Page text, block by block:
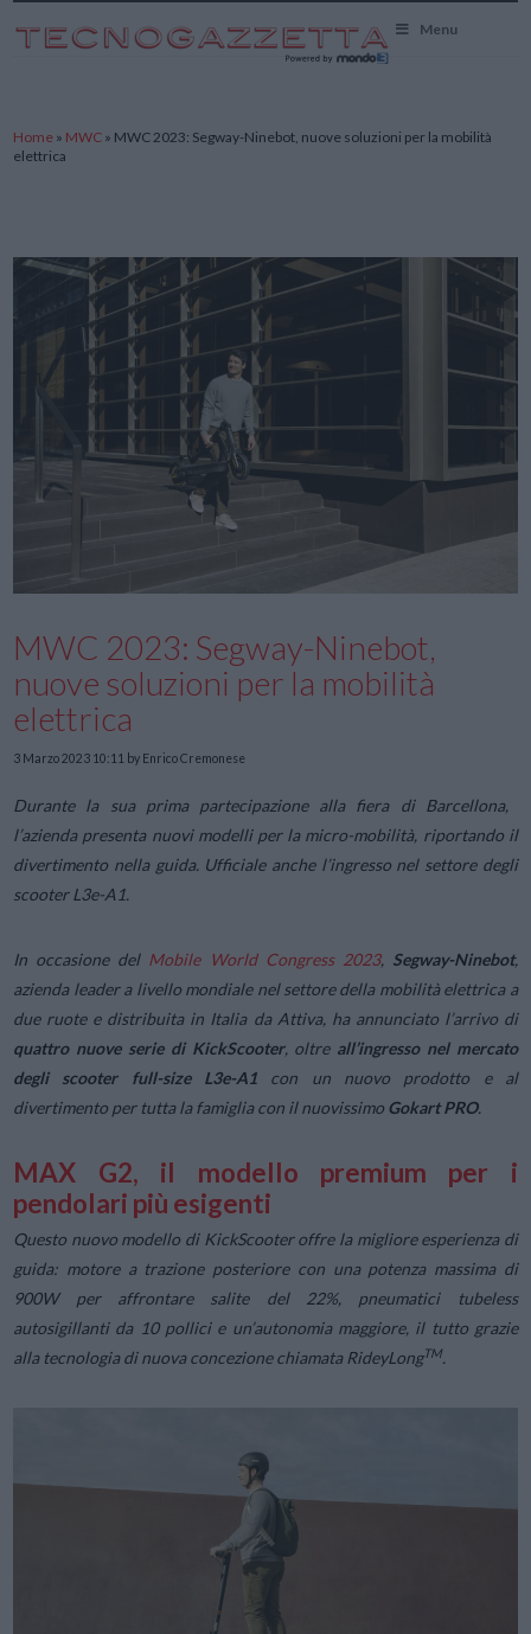
Menu
Home » MWC » MWC 2023: Segway-Ninebot, nuove soluzioni per la mobilità
elettrica
MWC 2023: Segway-Ninebot,
nuove soluzioni per la mobilità
elettrica
3 Marzo 2023 10:11 by Enrico Cremonese
Durante la sua prima partecipazione alla fiera di Barcellona,
l’azienda presenta nuovi modelli per la micro-mobilità, riportando il
divertimento nella guida. Ufficiale anche l’ingresso nel settore degli
scooter L3e-A1.
In occasione del Mobile World Congress 2023, Segway-Ninebot,
azienda leader a livello mondiale nel settore della mobilità elettrica a
due ruote e distribuita in Italia da Attiva, ha annunciato l’arrivo di
quattro nuove serie di KickScooter, oltre all’ingresso nel mercato
degli scooter full-size L3e-A1 con un nuovo prodotto e al
divertimento per tutta la famiglia con il nuovissimo Gokart PRO.
MAX G2, il modello premium per i
pendolari più esigenti
Questo nuovo modello di KickScooter offre la migliore esperienza di
guida: motore a trazione posteriore con una potenza massima di
900W per affrontare salite del 22%, pneumatici tubeless
autosigillanti da 10 pollici e un’autonomia maggiore, il tutto grazie
alla tecnologia di nuova concezione chiamata RideyLongTM.